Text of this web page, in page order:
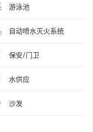
游泳池
自动喷水灭火系统
保安/门卫
水供应
沙发